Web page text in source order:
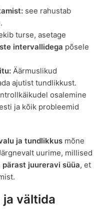
see rahustab
turse, asetage
intervallidega põsele
Äärmuslikud
ajutist tundlikkust.
osalemine
ja kõik probleemid
ja tundlikkus mõne
uurime, millised
pärast juureravi süüa, et
ja vältida